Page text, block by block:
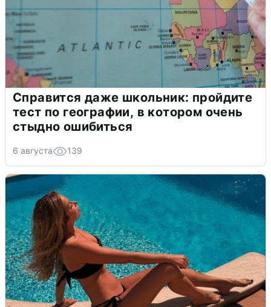
Справится даже школьник: пройдите
тест по географии, в котором очень
стыдно ошибиться
6 августа 139